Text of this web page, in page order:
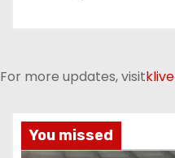
For more updates, visitklive
You missed